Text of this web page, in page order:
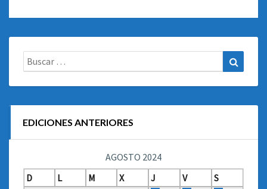
Buscar:
EDICIONES ANTERIORES
AGOSTO 2024
D
L M X J V
S